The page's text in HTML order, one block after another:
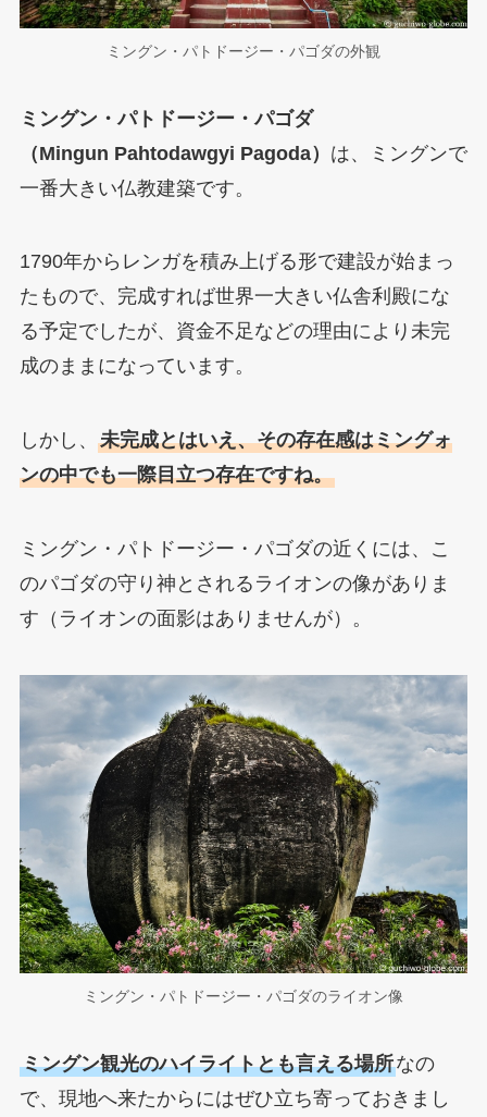
ミングン・パトドージー・パゴダの外観
ミングン・パトドージー・パゴダ
（Mingun Pahtodawgyi Pagoda） は、ミングンで
一番大きい仏教建築です。
1790年からレンガを積み上げる形で建設が始まっ
たもので、完成すれば世界一大きい仏舎利殿にな
る予定でしたが、資金不足などの理由により未完
成のままになっています。
しかし、 未完成とはいえ、その存在感はミングォ
ンの中でも一際目立つ存在ですね。
ミングン・パトドージー・パゴダの近くには、こ
のパゴダの守り神とされるライオンの像がありま
す（ライオンの面影はありませんが）。
ミングン・パトドージー・パゴダのライオン像
ミングン観光のハイライトとも言える場所なの
で、現地へ来たからにはぜひ立ち寄っておきまし